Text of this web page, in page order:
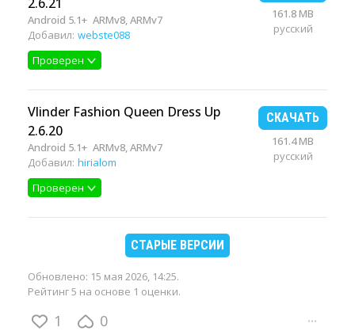
Android 5.1+ ARMv8, ARMv7
Добавил: webste088
Проверен
161.8 MB
русский
Vlinder Fashion Queen Dress Up
2.6.20
Android 5.1+ ARMv8, ARMv7
Добавил: hirialom
Проверен
СКАЧАТЬ
161.4 MB
русский
СТАРЫЕ ВЕРСИИ
Обновлено: 15 мая 2026, 14:25.
Рейтинг 5 на основе 1 оценки.
1 0 ···